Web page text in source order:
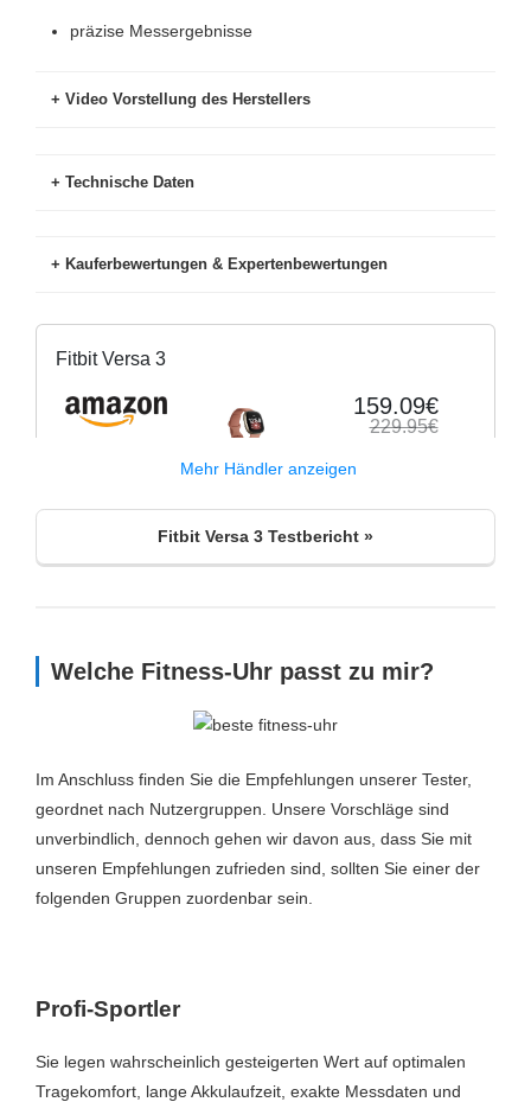
präzise Messergebnisse
Video Vorstellung des Herstellers
Technische Daten
Bewegungssensor
Ja
Display AMOLED-Farbdisplay
GLONASS Nein
Kalorienverbrauch Ja
Kompass Nein
Musiksteuerung
Optischer HF-Sensor Ja
Kauferbewertungen & Expertenbewertungen
Fitbit Versa 3
159.09€
229.95€
Mediamarkt.de
Amazon price updated: 23. Juli 2026 17:24
Mehr Händler anzeigen
Fitbit Versa 3 Testbericht »
Welche Fitness-Uhr passt zu mir?
Im Anschluss finden Sie die Empfehlungen unserer Tester,
geordnet nach Nutzergruppen. Unsere Vorschläge sind
unverbindlich, dennoch gehen wir davon aus, dass Sie mit
unseren Empfehlungen zufrieden sind, sollten Sie einer der
folgenden Gruppen zuordenbar sein.
Profi-Sportler
Sie legen wahrscheinlich gesteigerten Wert auf optimalen
Tragekomfort, lange Akkulaufzeit, exakte Messdaten und